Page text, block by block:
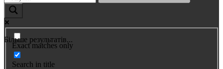
Більше результатів...
Exact matches only
Search in title